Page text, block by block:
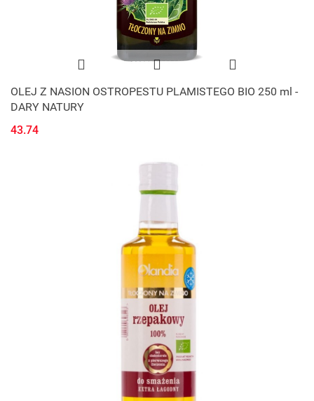
OLEJ Z NASION OSTROPESTU PLAMISTEGO BIO 250 ml -
DARY NATURY
43.74